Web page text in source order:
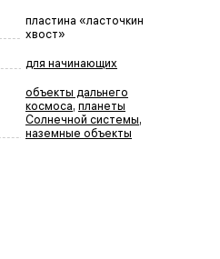
пластина «ласточкин
хвост»
для начинающих
объекты дальнего
космоса, планеты
Солнечной системы,
наземные объекты